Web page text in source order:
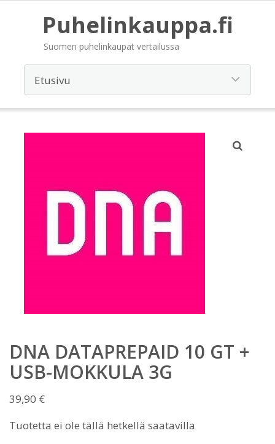
Puhelinkauppa.fi
Suomen puhelinkaupat vertailussa
DNA DATAPREPAID 10 GT +
USB-MOKKULA 3G
39,90 €
Tuotetta ei ole tällä hetkellä saatavilla